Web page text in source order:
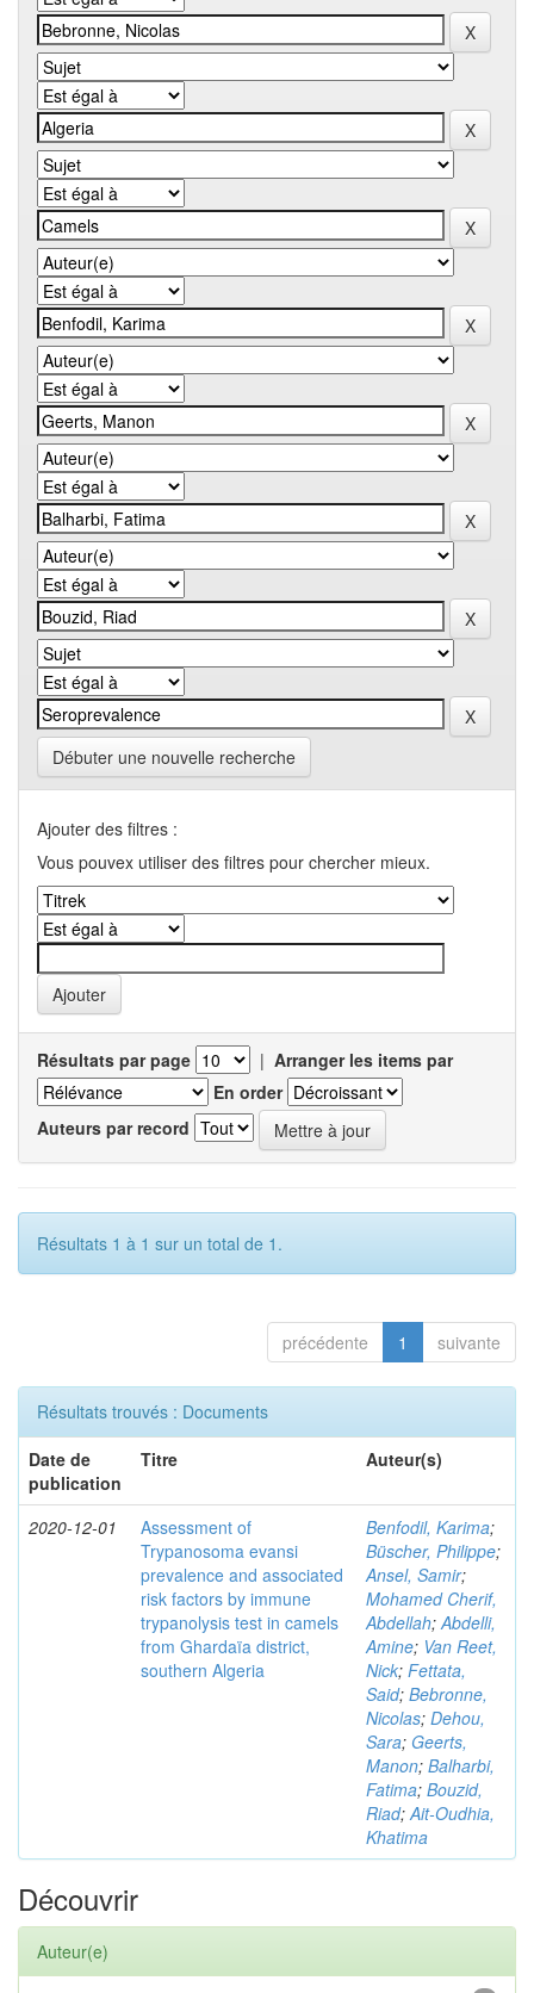
Débuter une nouvelle recherche
Ajouter des filtres :
Vous pouvex utiliser des filtres pour chercher mieux.
Résultats par page | Arranger les items par
En order
Auteurs par record
Résultats 1 à 1 sur un total de 1.
précédente 1 suivante
Résultats trouvés : Documents
Date de
publication
Titre Auteur(s)
2020-12-01
Assessment of
Trypanosoma evansi
prevalence and associated
risk factors by immune
trypanolysis test in camels
from Ghardaïa district,
southern Algeria
Benfodil, Karima;
Büscher, Philippe;
Ansel, Samir;
Mohamed Cherif,
Abdellah;Abdelli,
Amine; Van Reet,
Nick; Fettata,
Said; Bebronne,
Nicolas; Dehou,
Sara; Geerts,
Manon; Balharbi,
Fatima; Bouzid,
Riad;Ait-Oudhia,
Khatima
Découvrir
Auteur(e)